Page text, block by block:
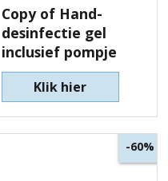
Copy of Hand-
desinfectie gel
inclusief pompje
Klik hier
-60%